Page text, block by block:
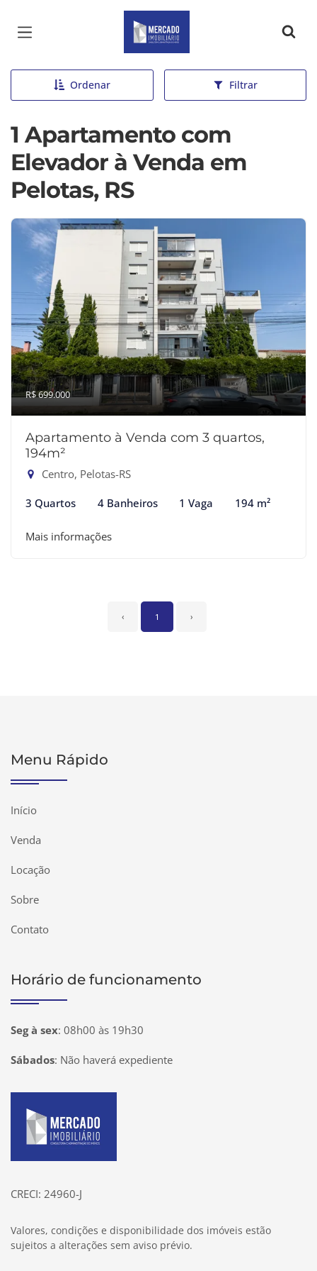
Página inicial
Ordenar Filtrar
1 Apartamento com
Elevador à Venda em
Pelotas, RS
R$ 699.000
Apartamento à Venda com 3 quartos,
194m²
Centro, Pelotas-RS
3 Quartos 4 Banheiros 1 Vaga 194 m²
Mais informações
‹ 1 ›
Menu Rápido
Início
Venda
Locação
Sobre
Contato
Horário de funcionamento
Seg à sex: 08h00 às 19h30
Sábados: Não haverá expediente
CRECI: 24960-J
Valores, condições e disponibilidade dos imóveis estão
sujeitos a alterações sem aviso prévio.